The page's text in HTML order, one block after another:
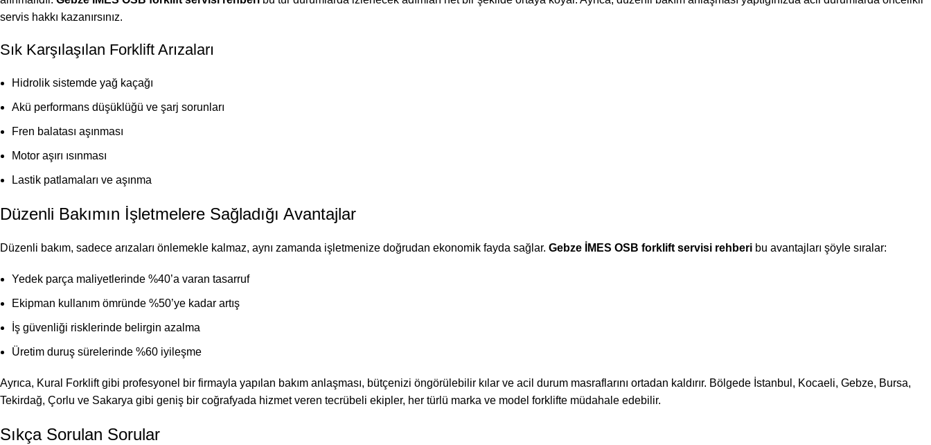
servis hakkı kazanırsınız.
Sık Karşılaşılan Forklift Arızaları
Hidrolik sistemde yağ kaçağı
Akü performans düşüklüğü ve şarj sorunları
Fren balatası aşınması
Motor aşırı ısınması
Lastik patlamaları ve aşınma
Düzenli Bakımın İşletmelere Sağladığı Avantajlar
Düzenli bakım, sadece arızaları önlemekle kalmaz, aynı zamanda işletmenize doğrudan ekonomik fayda sağlar. Gebze İMES OSB forklift servisi rehberi bu avantajları şöyle sıralar:
Yedek parça maliyetlerinde %40’a varan tasarruf
Ekipman kullanım ömründe %50’ye kadar artış
İş güvenliği risklerinde belirgin azalma
Üretim duruş sürelerinde %60 iyileşme
Ayrıca, Kural Forklift gibi profesyonel bir firmayla yapılan bakım anlaşması, bütçenizi öngörülebilir kılar ve acil durum masraflarını ortadan kaldırır. Bölgede İstanbul, Kocaeli, Gebze, Bursa,
Tekirdağ, Çorlu ve Sakarya gibi geniş bir coğrafyada hizmet veren tecrübeli ekipler, her türlü marka ve model forklifte müdahale edebilir.
Sıkça Sorulan Sorular